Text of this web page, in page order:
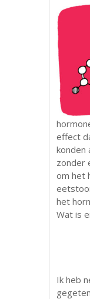
effect
konden
zonder
om het
het
Wat is
Ik heb